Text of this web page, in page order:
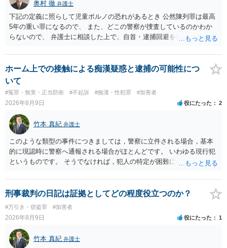
奥村 徹 弁護士
下記の定義に照らして児童ポルノの恐れがあるとき 公然陳列罪は最高
5年の重い罪になるので、 また、どこの警察が捜査しているのかわか
らないので、 弁護士に相談した上で、自首・逮捕回避を検討して下さ
童の性的な部位（性器等若しくはその周辺部、臀でん部又は胸部をい
う。）が露出され又は強調されているものであり、かつ、性欲を興奮
させ又は刺激するもの
ホーム上での接触による痴漢疑惑と逮捕の可能性につ
いて
#冤罪・無実・正当防衛 #不起訴 #痴漢・性犯罪 #加害者
2026年8月9日 役にたった 2
竹本 真紀 弁護士
このような類型の事件につきましては，警察に立件される場合，基本
的に現認時に警察へ通報される場合がほとんどです。 いわゆる現行犯
というものです。 そうでなければ，犯人の特定が困難になってしまい
（事件性）とともに，誰の行為かの判断がされる（犯人性）が必要な
のですが，現認時に警察が臨場できる場合以外は，基本的に犯人性を
特定することができません。もちろん，常習性が顕著で，既に前科を
有していて警察に把握されていれば別ですが，そのような方は，この
ような場所に質問を掲げてくることはありません。心配・不安になる
ことはよくわかるのですが，心配・不安を感じている方は，警察に把
握されていることがありませんので，犯人性が特定されることはあり
刑事裁判の日記は証拠としてどの程度役立つのか？
#万引き・窃盗罪 #加害者
2026年8月9日 役にたった 1
竹本 真紀 弁護士